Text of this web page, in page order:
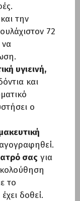
και την
72
υγιεινή,
και
ο
σας για
το
δοθεί.